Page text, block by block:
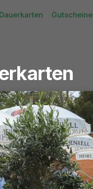
Dauerkarten
Gutscheine